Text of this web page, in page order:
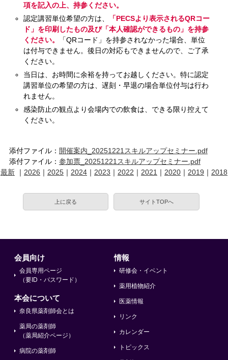
項を記入の上、持参ください。
認定講習単位希望の方は、
「PECSより表示されるQRコー
ド」を印刷したもの及び「本人確認ができるもの」を持参
ください。
「QRコード」を持参されなかった場合、単位
は付与できません。後日の対応もできませんので、ご了承
ください。
当日は、お時間に余裕を持ってお越しください。特に認定
講習単位の希望の方は、遅刻・早退の場合単位付与は行わ
れません。
感染防止の観点より会場内での飲食は、できる限り控えて
ください。
添付ファイル： 開催案内_20251221スキルアップセミナー.pdf
添付ファイル： 参加票_20251221スキルアップセミナー.pdf
最新 ｜ 2026 ｜ 2025 ｜ 2024 ｜ 2023 ｜ 2022 ｜ 2021 ｜ 2020 ｜ 2019 ｜ 2018
会員向け
会員専用ページ
（要ID・パスワード）
本会について
奈良県薬剤師会とは
薬局の薬剤師
（薬局紹介ページ）
病院の薬剤師
情報
研修会・イベント
薬用植物紹介
医薬情報
リンク
カレンダー
トピックス
上に戻る サイトTOPへ